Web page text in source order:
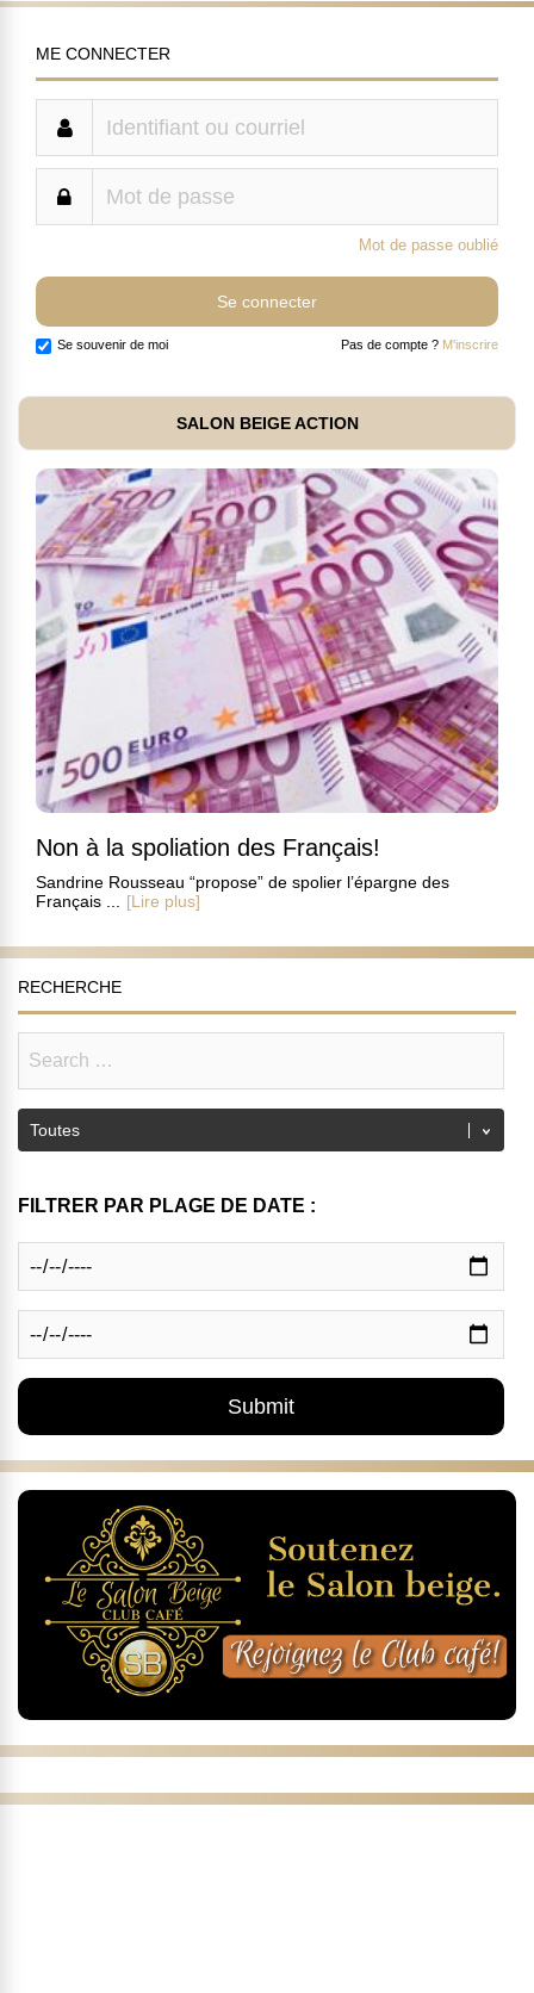
ME CONNECTER
Mot de passe oublié
Se souvenir de moi Pas de compte ? M'inscrire
SALON BEIGE ACTION
Non à la spoliation des Français!
Sandrine Rousseau “propose” de spolier l’épargne des
Français ...
[Lire plus]
RECHERCHE
FILTRER PAR PLAGE DE DATE :